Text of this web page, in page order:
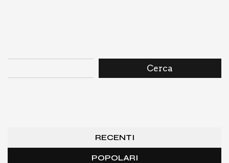
Cerca
RECENTI
POPOLARI